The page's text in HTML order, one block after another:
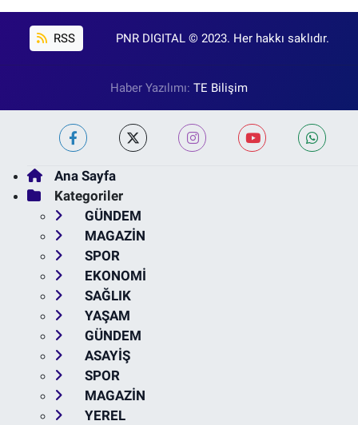
RSS PNR DIGITAL © 2023. Her hakkı saklıdır.
Haber Yazılımı: TE Bilişim
Ana Sayfa
Kategoriler
GÜNDEM
MAGAZİN
SPOR
EKONOMİ
SAĞLIK
YAŞAM
GÜNDEM
ASAYİŞ
SPOR
MAGAZİN
YEREL